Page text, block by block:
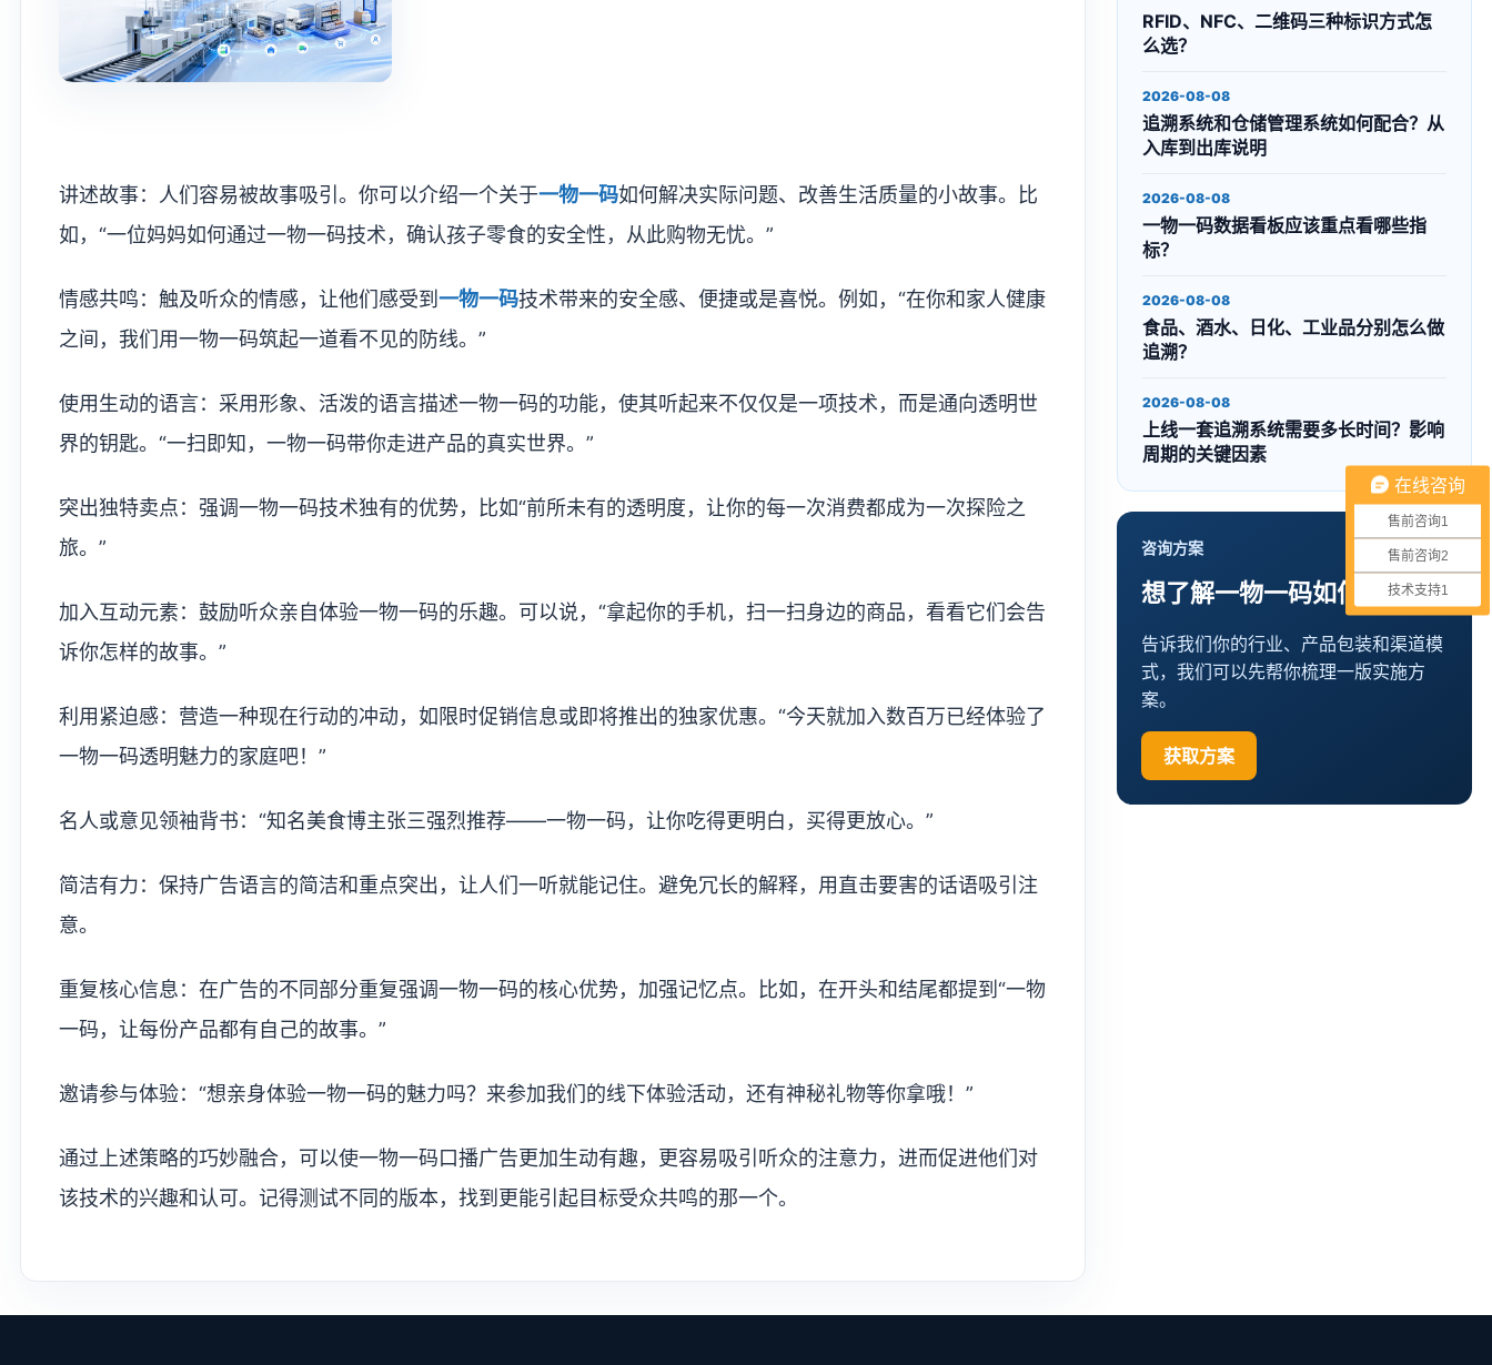
​讲述故事：人们容易被故事吸引。你可以介绍一个关于一物一码如何解决实际问题、改善生活质量的小故事。比
如，“一位妈妈如何通过一物一码技术，确认孩子零食的安全性，从此购物无忧。”
情感共鸣：触及听众的情感，让他们感受到 一物一码技术带来的安全感、便捷或是喜悦。例如，“在你和家人健康
之间，我们用一物一码筑起一道看不见的防线。”
使用生动的语言：采用形象、活泼的语言描述一物一码的功能，使其听起来不仅仅是一项技术，而是通向透明世
界的钥匙。“一扫即知，一物一码带你走进产品的真实世界。”
突出独特卖点：强调一物一码技术独有的优势，比如“前所未有的透明度，让你的每一次消费都成为一次探险之
旅。”
加入互动元素：鼓励听众亲自体验一物一码的乐趣。可以说，“拿起你的手机，扫一扫身边的商品，看看它们会告
诉你怎样的故事。”
利用紧迫感：营造一种现在行动的冲动，如限时促销信息或即将推出的独家优惠。“今天就加入数百万已经体验了
一物一码透明魅力的家庭吧！”
名人或意见领袖背书：“知名美食博主张三强烈推荐——一物一码，让你吃得更明白，买得更放心。”
简洁有力：保持广告语言的简洁和重点突出，让人们一听就能记住。避免冗长的解释，用直击要害的话语吸引注
意。
重复核心信息：在广告的不同部分重复强调一物一码的核心优势，加强记忆点。比如，在开头和结尾都提到“一物
一码，让每份产品都有自己的故事。”
邀请参与体验：“想亲身体验一物一码的魅力吗？来参加我们的线下体验活动，还有神秘礼物等你拿哦！”
通过上述策略的巧妙融合，可以使一物一码口播广告更加生动有趣，更容易吸引听众的注意力，进而促进他们对
该技术的兴趣和认可。记得测试不同的版本，找到更能引起目标受众共鸣的那一个。
RFID、NFC、二维码三种标识方式怎
么选？
2026-08-08
追溯系统和仓储管理系统如何配合？从
入库到出库说明
2026-08-08
一物一码数据看板应该重点看哪些指
标？
2026-08-08
食品、酒水、日化、工业品分别怎么做
追溯？
2026-08-08
上线一套追溯系统需要多长时间？影响
周期的关键因素
咨询方案
想了解一物一码如何落地？
告诉我们你的行业、产品包装和渠道模
式，我们可以先帮你梳理一版实施方
案。
获取方案
在线咨询
售前咨询1
售前咨询2
技术支持1